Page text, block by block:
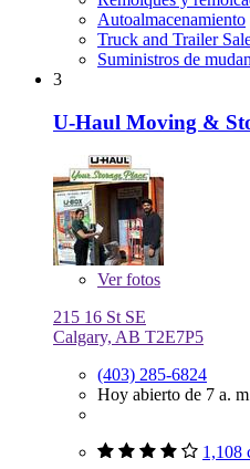
Autoalmacenamiento
Truck and Trailer
Suministros de
3
U-Haul Moving &
Verfotos
215 16 St SE
Calgary, AB T2E7P5
(403) 285-6824
Hoy abierto de 7 a.
1,108